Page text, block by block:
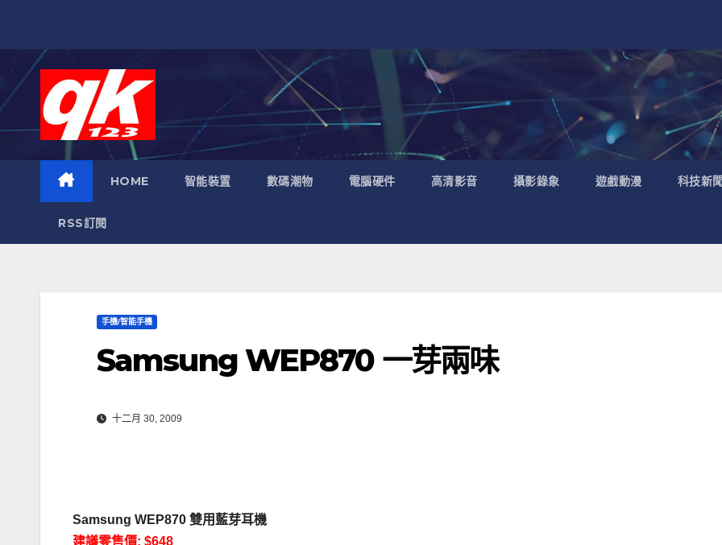
HOME 智能裝置 數碼潮物 電腦硬件 高清影音 攝影錄象 遊戲動漫 科技新
RSS訂閱
手機/智能手機
Samsung WEP870 一芽兩味
十二月 30, 2009
Samsung WEP870 雙用藍芽耳機
建議零售價: $648